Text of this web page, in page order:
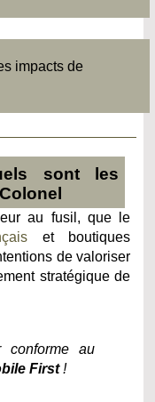
impacts de
sont les
au fusil, que le
et boutiques
de valoriser
stratégique de
conforme au
First!